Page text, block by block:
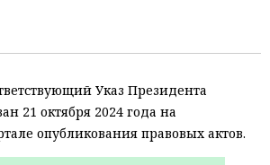
Указ Президента
21 октября 2024 года на
опубликования правовых актов.